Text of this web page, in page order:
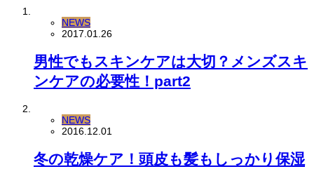
NEWS
2017.01.26
男性でもスキンケアは大切？メンズスキ
ンケアの必要性！part2
NEWS
2016.12.01
冬の乾燥ケア！頭皮も髪もしっかり保湿